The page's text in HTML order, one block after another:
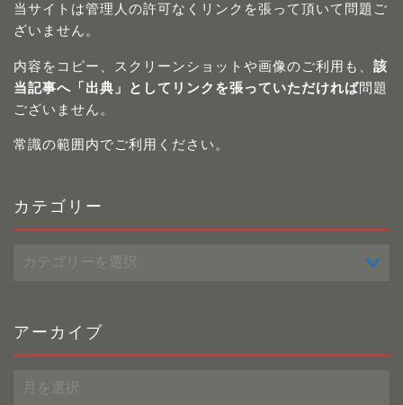
当サイトは管理人の許可なくリンクを張って頂いて問題ご
ざいません。
内容をコピー、スクリーンショットや画像のご利用も、 該
当記事へ「出典」としてリンクを張っていただければ問題
ございません。
常識の範囲内でご利用ください。
カテゴリー
テ
ー
アーカイブ
ー